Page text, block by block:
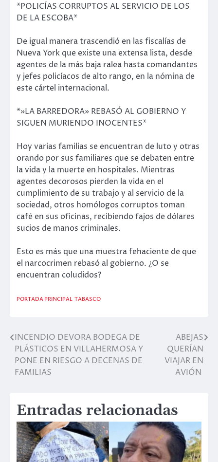
*POLICÍAS CORRUPTOS AL SERVICIO DE LOS
DE LA ESCOBA*
De igual manera trascendió en las fiscalías de
Nueva York que existe una extensa lista, desde
agentes de la más baja ralea hasta comandantes
y jefes policíacos de alto rango, en la nómina de
este cártel internacional.
*»LA BARREDORA» REBASÓ AL GOBIERNO Y
SIGUEN MURIENDO INOCENTES*
Hoy varias familias se encuentran de luto y otras
orando por sus familiares que se debaten entre
la vida y la muerte en hospitales. Mientras
agentes decorosos pierden la vida en el
cumplimiento de su trabajo y al servicio de la
sociedad, otros homólogos corruptos toman
café en sus oficinas, recibiendo fajos de dólares
sucios de manos criminales.
Esto es más que una muestra fehaciente de que
el narcocrimen rebasó al gobierno. ¿O se
encuentran coludidos?
PORTADA PRINCIPAL TABASCO
Navegación
de
entradas
INCENDIO DEVORA BODEGA DE
PLÁSTICOS EN VILLAHERMOSA Y
PONE EN RIESGO A DECENAS DE
FAMILIAS
ABEJAS
QUERÍAN
VIAJAR EN
AVIÓN
Entradas relacionadas